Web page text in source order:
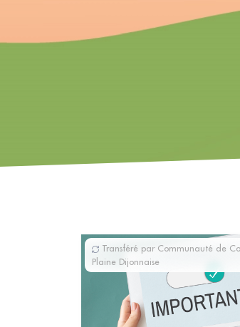
Transféré par Communauté de
Plaine Dijonnaise